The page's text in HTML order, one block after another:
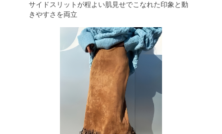
サイドスリットが程よい肌見せでこなれた印象と動
きやすさを両立